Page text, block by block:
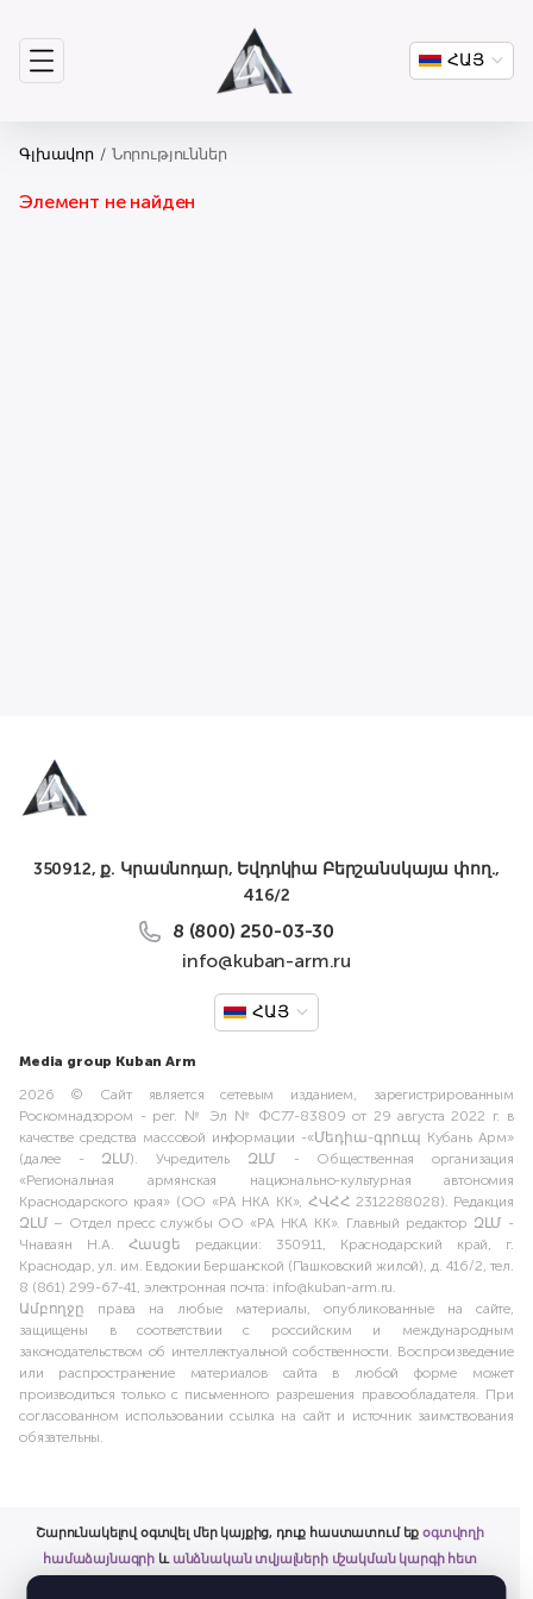
ՀԱՅ
Գլխավոր Նորություններ
Элемент не найден
350912, ք. Կրասնոդար, Եվդոկիա Բերշանսկայա փող.,
416/2
8 (800) 250-03-30
info@kuban-arm.ru
ՀԱՅ
Media group Kuban Arm
2026 © Сайт является сетевым изданием, зарегистрированным
Роскомнадзором - рег. № Эл № ФС77-83809 от 29 августа 2022 г. в
качестве средства массовой информации -«Մեդիա-գրուպ Кубань Арм»
(далее - ԶԼՄ). Учредитель ԶԼՄ - Общественная организация
«Региональная армянская национально-культурная автономия
Краснодарского края» (ОО «РА НКА КК», ՀՎՀՀ 2312288028). Редакция
ԶԼՄ – Отдел пресс службы ОО «РА НКА КК». Главный редактор ԶԼՄ -
Чнаваян Н.А. Հասցե редакции: 350911, Краснодарский край, г.
Краснодар, ул. им. Евдокии Бершанской (Пашковский жилой), д. 416/2, тел.
8 (861) 299-67-41, электронная почта: info@kuban-arm.ru.
Ամբողջը права на любые материалы, опубликованные на сайте,
защищены в соответствии с российским и международным
законодательством об интеллектуальной собственности. Воспроизведение
или распространение материалов сайта в любой форме может
производиться только с письменного разрешения правообладателя. При
согласованном использовании ссылка на сайт и источник заимствования
обязательны.
Շարունակելով օգտվել մեր կայքից, դուք հաստատում եքօգտվողի
համաձայնագրի և անձնական տվյալների մշակման կարգի հետ